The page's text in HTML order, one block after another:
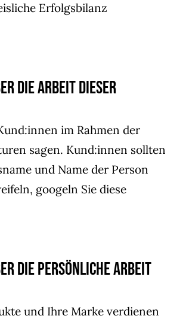
Erfolgsbilanz
die Arbeit dieser
im Rahmen der
sagen. Kund:innen sollten
und Name der Person
googeln Sie diese
die persönliche Arbeit
und Ihre Marke verdienen